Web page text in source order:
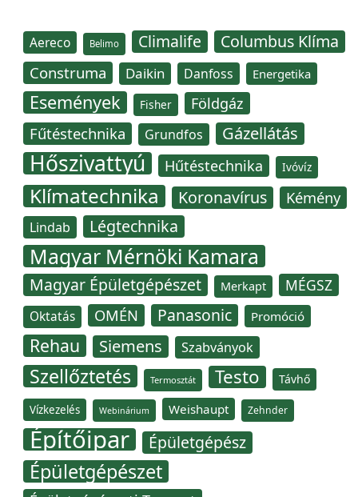
Aereco Belimo Climalife Columbus Klíma
Construma Daikin Danfoss Energetika
Események Fisher Földgáz
Fűtéstechnika Grundfos Gázellátás
Hőszivattyú Hűtéstechnika Ivóvíz
Klímatechnika Koronavírus Kémény
Lindab Légtechnika
Magyar Mérnöki Kamara
Magyar Épületgépészet Merkapt MÉGSZ
Oktatás OMÉN Panasonic Promóció
Rehau Siemens Szabványok
Szellőztetés Termosztát Testo Távhő
Vízkezelés Webinárium Weishaupt Zehnder
Építőipar Épületgépész
Épületgépészet